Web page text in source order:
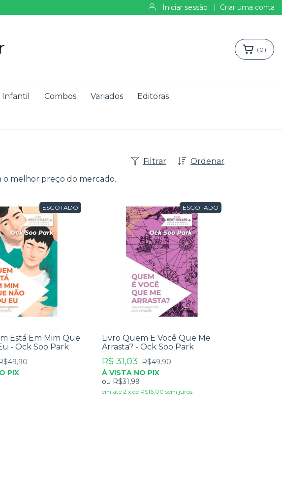
Iniciar sessão | Criar uma conta
( 0 )
Infantil Combos Variados Editoras
Ordenar
Filtrar
o melhor preço do mercado.
ESGOTADO
Está Em Mim Que
- Ock Soo Park
PIX
ESGOTADO
Livro Quem É Você Que Me
Arrasta? - Ock Soo Park
R$ 31,03 R$49,90
À VISTA NO PIX
ou R$31,99
em até 2 x de R$16,00 sem juros